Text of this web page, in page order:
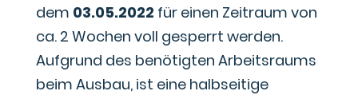
dem 03.05.2022 für einen Zeitraum von
ca. 2 Wochen voll gesperrt werden.
Aufgrund des benötigten Arbeitsraums
beim Ausbau, ist eine halbseitige